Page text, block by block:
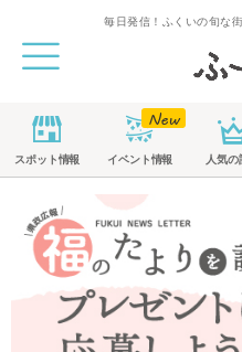
毎日発信！ふくいの旬な
スポット情報 イベント情報 人気の